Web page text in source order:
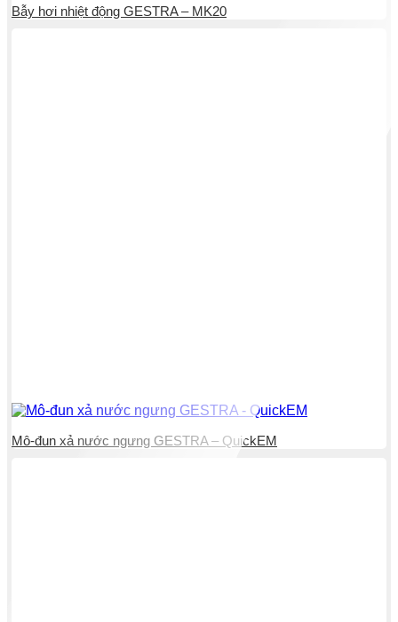
Bẫy hơi nhiệt động GESTRA – MK20
Mô-đun xả nước ngưng GESTRA – QuickEM